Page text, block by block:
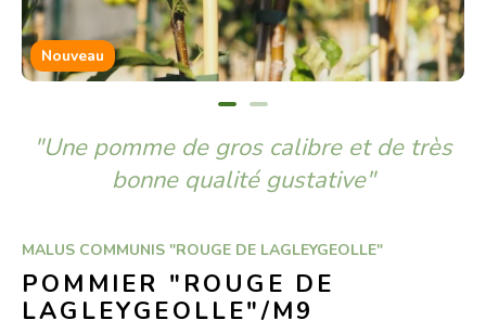
Nouveau
"Une pomme de gros calibre et de très
bonne qualité gustative"
MALUS COMMUNIS "ROUGE DE LAGLEYGEOLLE"
POMMIER "ROUGE DE
LAGLEYGEOLLE"/M9